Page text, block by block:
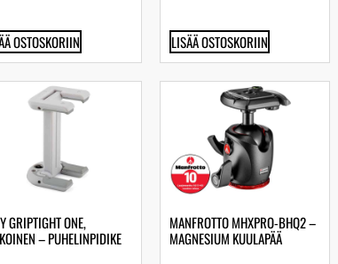
OSTOSKORIIN LISÄÄ OSTOSKORIIN
GRIPTIGHT ONE,
– PUHELINPIDIKE
MANFROTTO MHXPRO-BHQ2 –
MAGNESIUM KUULAPÄÄ